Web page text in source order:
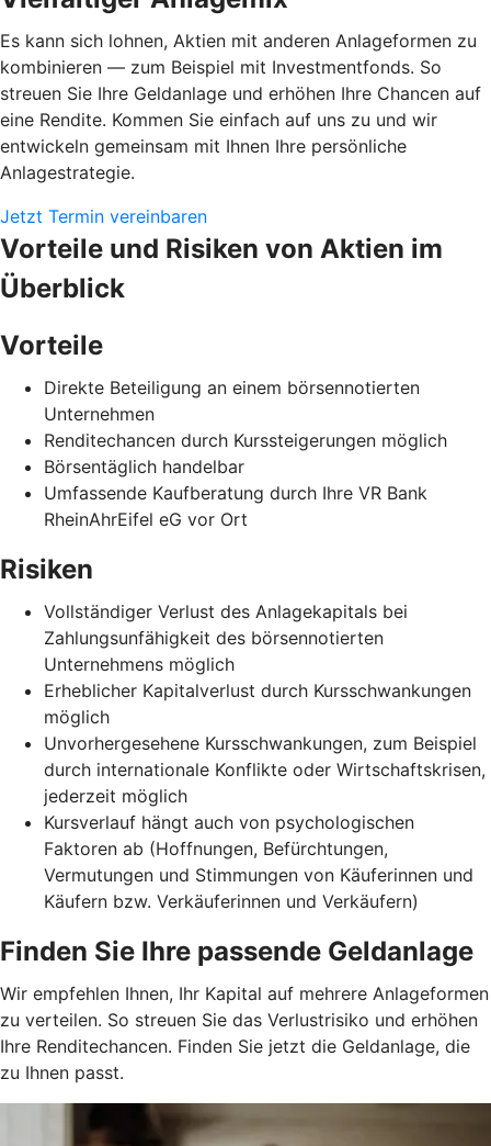
Es kann sich lohnen, Aktien mit anderen Anlageformen zu
kombinieren — zum Beispiel mit Investmentfonds. So
streuen Sie Ihre Geldanlage und erhöhen Ihre Chancen auf
eine Rendite. Kommen Sie einfach auf uns zu und wir
entwickeln gemeinsam mit Ihnen Ihre persönliche
Anlagestrategie.
Jetzt Termin vereinbaren
Vorteile und Risiken von Aktien im
Überblick
Vorteile
Direkte Beteiligung an einem börsennotierten
Unternehmen
Renditechancen durch Kurssteigerungen möglich
Börsentäglich handelbar
Umfassende Kaufberatung durch Ihre VR Bank
RheinAhrEifel eG vor Ort
Risiken
Vollständiger Verlust des Anlagekapitals bei
Zahlungsunfähigkeit des börsennotierten
Unternehmens möglich
Erheblicher Kapitalverlust durch Kursschwankungen
möglich
Unvorhergesehene Kursschwankungen, zum Beispiel
durch internationale Konflikte oder Wirtschaftskrisen,
jederzeit möglich
Kursverlauf hängt auch von psychologischen
Faktoren ab (Hoffnungen, Befürchtungen,
Vermutungen und Stimmungen von Käuferinnen und
Käufern bzw. Verkäuferinnen und Verkäufern)
Finden Sie Ihre passende Geldanlage
Wir empfehlen Ihnen, Ihr Kapital auf mehrere Anlageformen
zu verteilen. So streuen Sie das Verlustrisiko und erhöhen
Ihre Renditechancen. Finden Sie jetzt die Geldanlage, die
zu Ihnen passt.